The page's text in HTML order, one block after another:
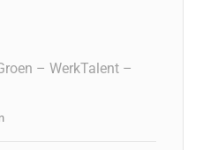
– WerkTalent –